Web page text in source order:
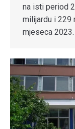
na isti period
milijardu i 229
mjeseca